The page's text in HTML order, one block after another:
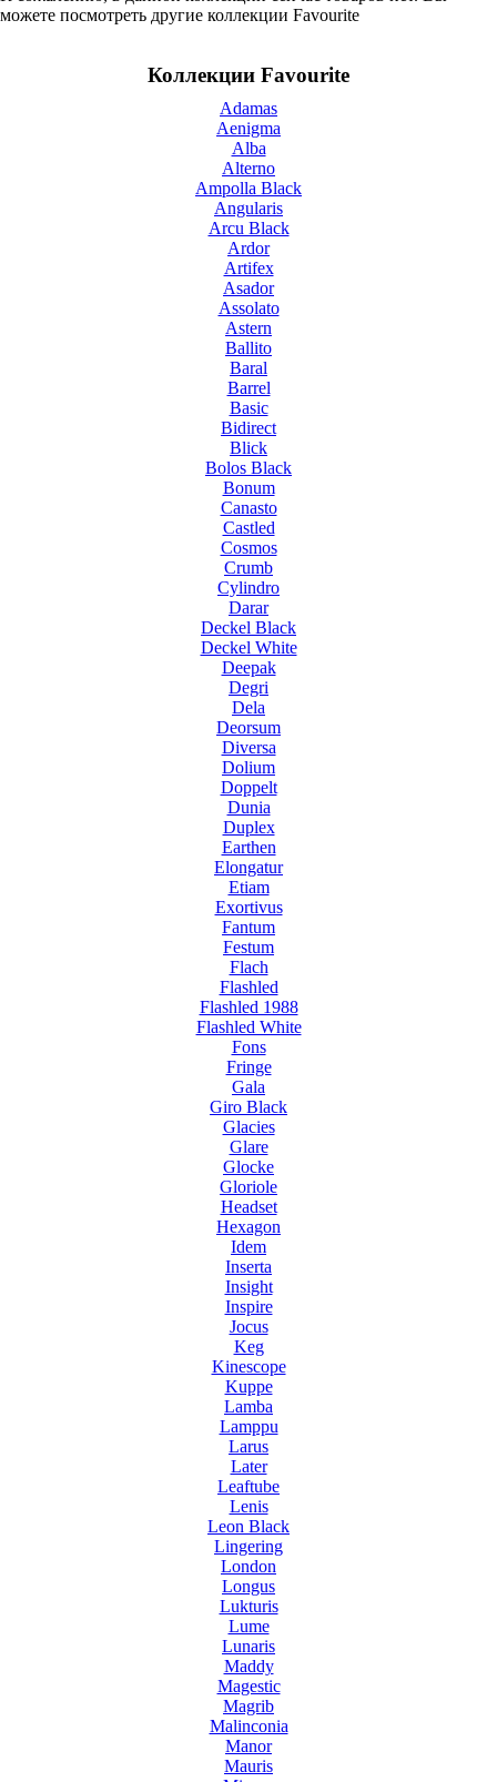
можете посмотреть другие коллекции Favourite
Коллекции Favourite
Adamas
Aenigma
Alba
Alterno
Ampolla Black
Angularis
Arcu Black
Ardor
Artifex
Asador
Assolato
Astern
Ballito
Baral
Barrel
Basic
Bidirect
Blick
Bolos Black
Bonum
Canasto
Castled
Cosmos
Crumb
Cylindro
Darar
Deckel Black
Deckel White
Deepak
Degri
Dela
Deorsum
Diversa
Dolium
Doppelt
Dunia
Duplex
Earthen
Elongatur
Etiam
Exortivus
Fantum
Festum
Flach
Flashled
Flashled 1988
Flashled White
Fons
Fringe
Gala
Giro Black
Glacies
Glare
Glocke
Gloriole
Headset
Hexagon
Idem
Inserta
Insight
Inspire
Jocus
Keg
Kinescope
Kuppe
Lamba
Lamppu
Larus
Later
Leaftube
Lenis
Leon Black
Lingering
London
Longus
Lukturis
Lume
Lunaris
Maddy
Magestic
Magrib
Malinconia
Manor
Mauris